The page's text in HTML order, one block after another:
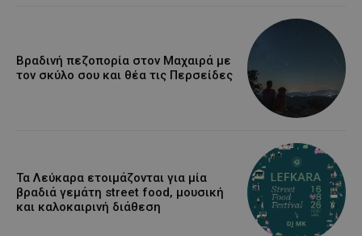
Βραδινή πεζοπορία στον Μαχαιρά με
τον σκύλο σου και θέα τις Περσείδες
Τα Λεύκαρα ετοιμάζονται για μία
βραδιά γεμάτη street food, μουσική
και καλοκαιρινή διάθεση